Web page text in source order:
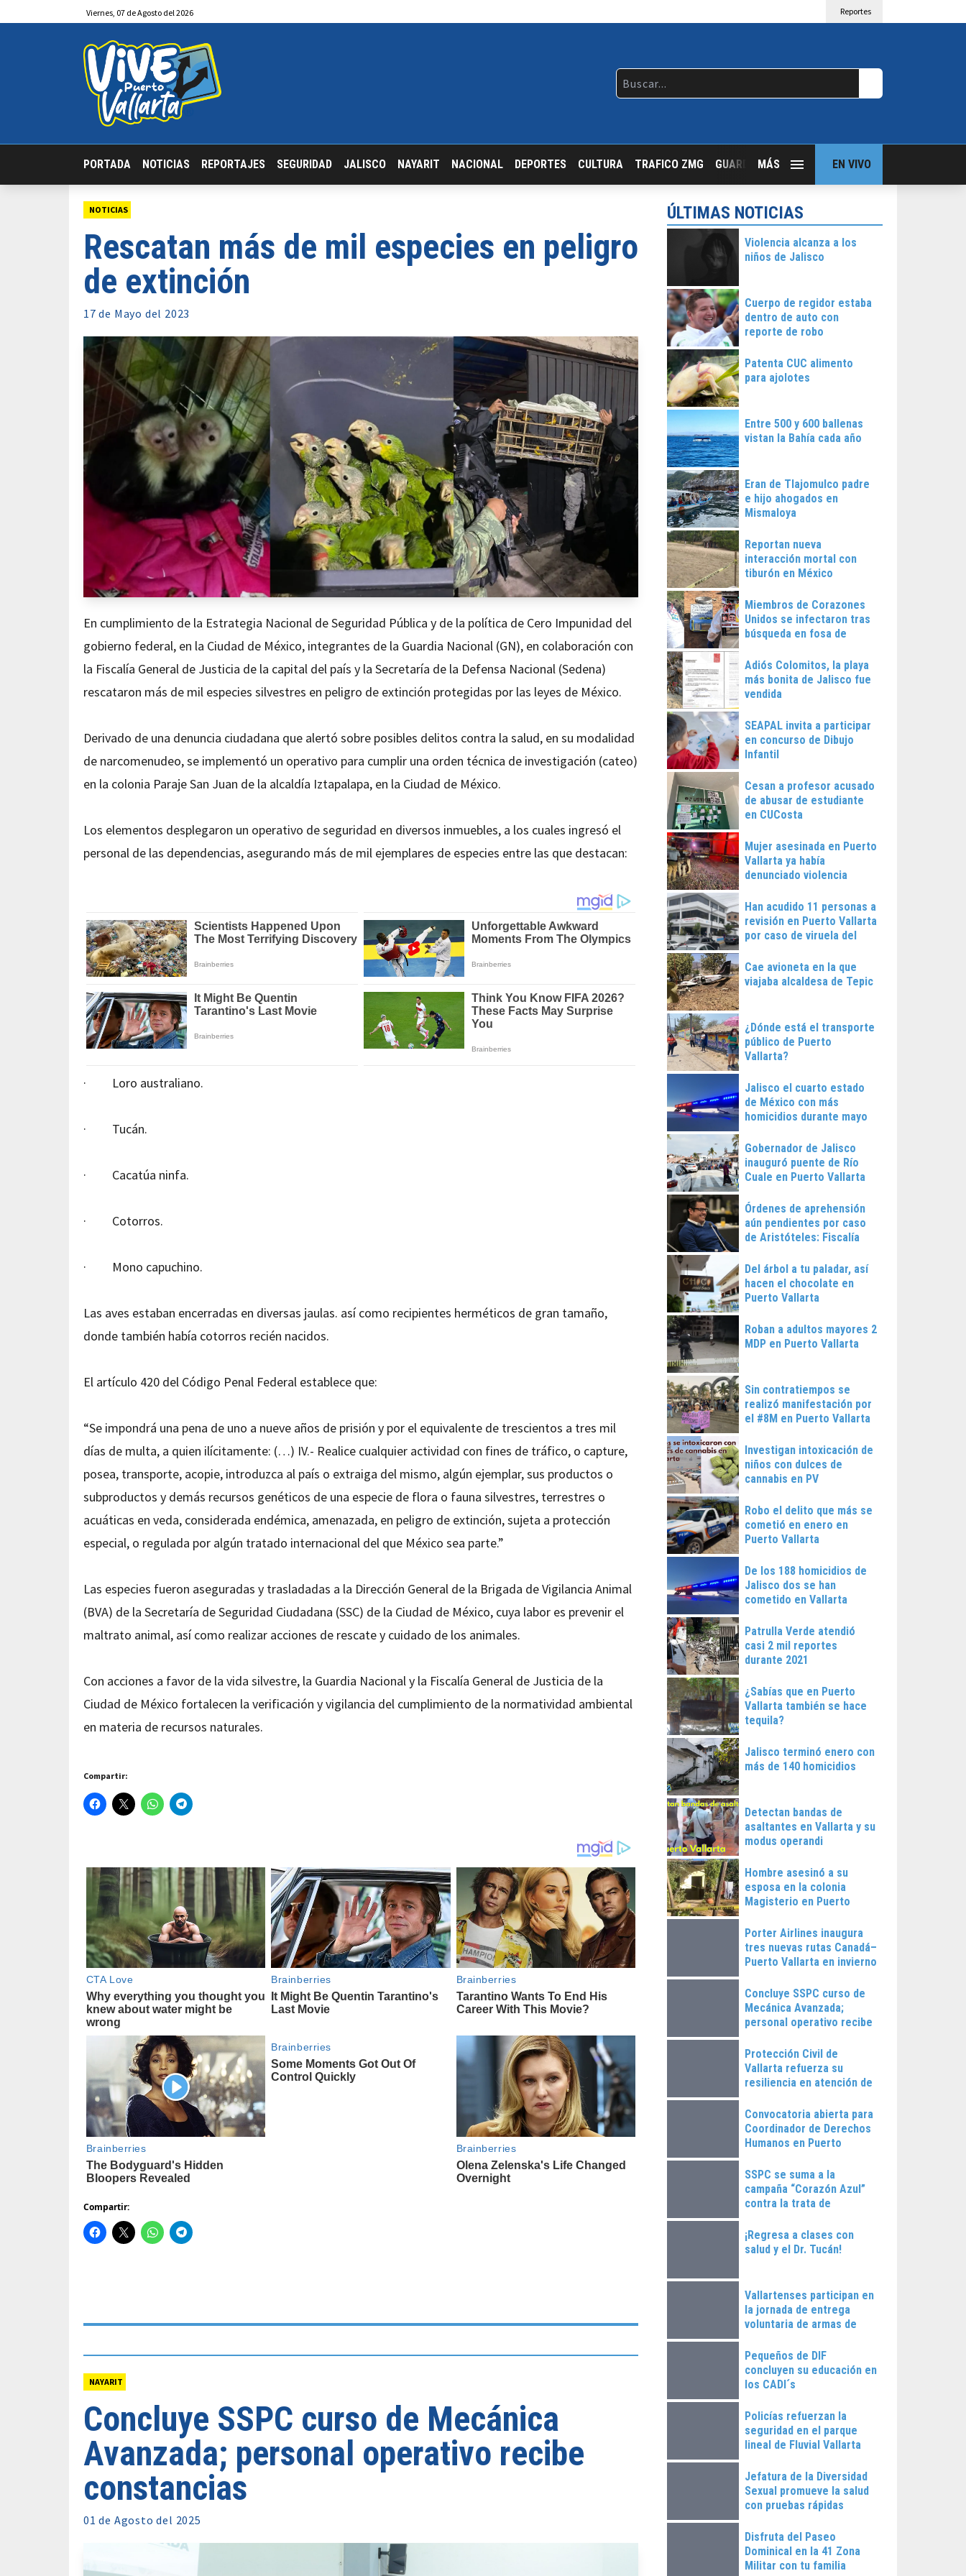
Viernes, 07 deAgosto del 2026 Reportes
PORTADA NOTICIAS REPORTAJES SEGURIDAD JALISCO NAYARIT NACIONAL DEPORTES CULTURA TRAFICO ZMG GUARDIA NOCTURNA GUADALAJARA FOLLOW
MÁS EN VIVO
NOTICIAS
Rescatan más de mil especies en peligro
de extinción
17 de Mayo del 2023
En cumplimiento de la Estrategia Nacional de Seguridad Pública y de la política de Cero Impunidad del
gobierno federal, en la Ciudad de México, integrantes de la Guardia Nacional (GN), en colaboración con
la Fiscalía General de Justicia de la capital del país y la Secretaría de la Defensa Nacional (Sedena)
rescataron más de mil especies silvestres en peligro de extinción protegidas por las leyes de México.
Derivado de una denuncia ciudadana que alertó sobre posibles delitos contra la salud, en su modalidad
de narcomenudeo, se implementó un operativo para cumplir una orden técnica de investigación (cateo)
en la colonia Paraje San Juan de la alcaldía Iztapalapa, en la Ciudad de México.
Los elementos desplegaron un operativo de seguridad en diversos inmuebles, a los cuales ingresó el
personal de las dependencias, asegurando más de mil ejemplares de especies entre las que destacan:
· Loro australiano.
· Tucán.
· Cacatúa ninfa.
· Cotorros.
· Mono capuchino.
Las aves estaban encerradas en diversas jaulas. así como recipientes herméticos de gran tamaño,
donde también había cotorros recién nacidos.
El artículo 420 del Código Penal Federal establece que:
“Se impondrá una pena de uno a nueve años de prisión y por el equivalente de trescientos a tres mil
días de multa, a quien ilícitamente: (…) IV.- Realice cualquier actividad con fines de tráfico, o capture,
posea, transporte, acopie, introduzca al país o extraiga del mismo, algún ejemplar, sus productos o
subproductos y demás recursos genéticos de una especie de flora o fauna silvestres, terrestres o
acuáticas en veda, considerada endémica, amenazada, en peligro de extinción, sujeta a protección
especial, o regulada por algún tratado internacional del que México sea parte.”
Las especies fueron aseguradas y trasladadas a la Dirección General de la Brigada de Vigilancia Animal
(BVA) de la Secretaría de Seguridad Ciudadana (SSC) de la Ciudad de México, cuya labor es prevenir el
maltrato animal, así como realizar acciones de rescate y cuidado de los animales.
Con acciones a favor de la vida silvestre, la Guardia Nacional y la Fiscalía General de Justicia de la
Ciudad de México fortalecen la verificación y vigilancia del cumplimiento de la normatividad ambiental
en materia de recursos naturales.
Compartir:
Compartir:
NAYARIT
Concluye SSPC curso de Mecánica
Avanzada; personal operativo recibe
constancias
01 de Agosto del 2025
ÚLTIMAS NOTICIAS
Violencia alcanza a los
niños de Jalisco
Cuerpo de regidor estaba
dentro de auto con
reporte de robo
Patenta CUC alimento
para ajolotes
Entre 500 y 600 ballenas
vistan la Bahía cada año
Eran de Tlajomulco padre
e hijo ahogados en
Mismaloya
Reportan nueva
interacción mortal con
tiburón en México
Miembros de Corazones
Unidos se infectaron tras
búsqueda en fosa de
Adiós Colomitos, la playa
más bonita de Jalisco fue
vendida
SEAPAL invita a participar
en concurso de Dibujo
Infantil
Cesan a profesor acusado
de abusar de estudiante
en CUCosta
Mujer asesinada en Puerto
Vallarta ya había
denunciado violencia
Han acudido 11 personas a
revisión en Puerto Vallarta
por caso de viruela del
Cae avioneta en la que
viajaba alcaldesa de Tepic
¿Dónde está el transporte
público de Puerto
Vallarta?
Jalisco el cuarto estado
de México con más
homicidios durante mayo
Gobernador de Jalisco
inauguró puente de Río
Cuale en Puerto Vallarta
Órdenes de aprehensión
aún pendientes por caso
de Aristóteles: Fiscalía
Del árbol a tu paladar, así
hacen el chocolate en
Puerto Vallarta
Roban a adultos mayores 2
MDP en Puerto Vallarta
Sin contratiempos se
realizó manifestación por
el #8M en Puerto Vallarta
Investigan intoxicación de
niños con dulces de
cannabis en PV
Robo el delito que más se
cometió en enero en
Puerto Vallarta
De los 188 homicidios de
Jalisco dos se han
cometido en Vallarta
Patrulla Verde atendió
casi 2 mil reportes
durante 2021
¿Sabías que en Puerto
Vallarta también se hace
tequila?
Jalisco terminó enero con
más de 140 homicidios
Detectan bandas de
asaltantes en Vallarta y su
modus operandi
Hombre asesinó a su
esposa en la colonia
Magisterio en Puerto
Porter Airlines inaugura
tres nuevas rutas Canadá–
Puerto Vallarta en invierno
Concluye SSPC curso de
Mecánica Avanzada;
personal operativo recibe
Protección Civil de
Vallarta refuerza su
resiliencia en atención de
Convocatoria abierta para
Coordinador de Derechos
Humanos en Puerto
SSPC se suma a la
campaña “Corazón Azul”
contra la trata de
¡Regresa a clases con
salud y el Dr. Tucán!
Vallartenses participan en
la jornada de entrega
voluntaria de armas de
Pequeños de DIF
concluyen su educación en
los CADI´s
Policías refuerzan la
seguridad en el parque
lineal de Fluvial Vallarta
Jefatura de la Diversidad
Sexual promueve la salud
con pruebas rápidas
Disfruta del Paseo
Dominical en la 41 Zona
Militar con tu familia